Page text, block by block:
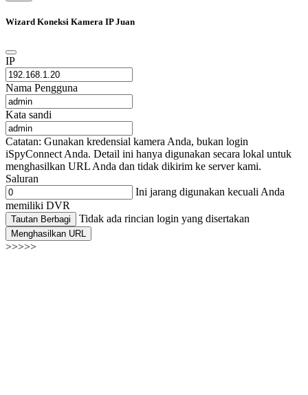
Wizard Koneksi Kamera IP Juan
IP
Nama Pengguna
Kata sandi
Catatan: Gunakan kredensial kamera Anda, bukan login
iSpyConnect Anda. Detail ini hanya digunakan secara lokal untuk
menghasilkan URL Anda dan tidak dikirim ke server kami.
Saluran
Ini jarang digunakan kecuali Anda
memiliki DVR
Tautan Berbagi Tidak ada rincian login yang disertakan
Menghasilkan URL
>>>>>